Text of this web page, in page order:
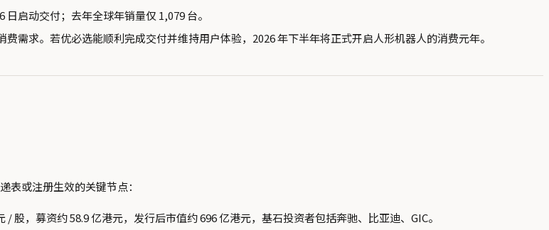
启动交付；去年全球年销量仅 1,079 台。
需求。若优必选能顺利完成交付并维持用户体验，2026 年下半年将正式开启人形机器人的消费元年。
表或注册生效的关键节点：
/ 股，募资约 58.9 亿港元，发行后市值约 696 亿港元，基石投资者包括奔驰、比亚迪、GIC。